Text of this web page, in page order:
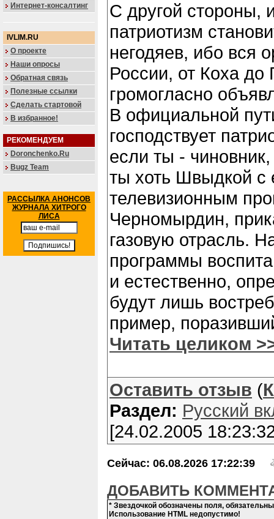
Интернет-консалтинг
IVLIM.RU
О проекте
Наши опросы
Обратная связь
Полезные ссылки
Сделать стартовой
В избранное!
РЕКОМЕНДУЕМ
Doronchenko.Ru
Bugz Team
РАССЫЛКА АНОНСОВ
ЖУРНАЛА ХИТРОГО
ЛИСА
С другой стороны,
патриотизм
негодяев, ибо вся
России, от Коха до
громогласно
В официальной
господствует
если ты -
ты хоть Швыдкой с
телевизионным
Черномырдин,
газовую отрасль.
программы
и естественно,
будут лишь
пример,
Читать целиком
Оставить отзыв (
Раздел: Русский
[24.02.2005
Сейчас: 06.08.2026 17:22:39
ДОБАВИТЬ
* Звездочкой обозначены поля,
Использование HTML недопустимо!